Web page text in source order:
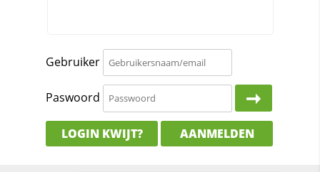
Gebruiker
Paswoord
LOGIN KWIJT? AANMELDEN